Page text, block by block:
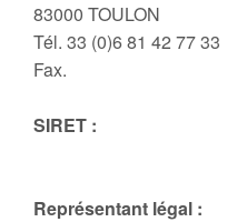
83000 TOULON
Tél. 33 (0)6 81 42 77 33
Fax.
SIRET :
Représentant légal :